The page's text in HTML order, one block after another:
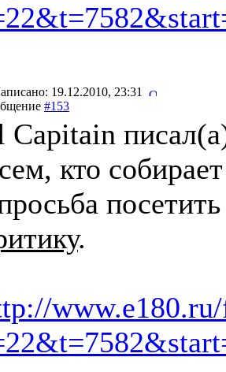
19.12.2010, 23:31
#153
Capitain
кто
.